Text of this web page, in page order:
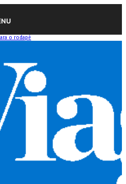
o rodapé